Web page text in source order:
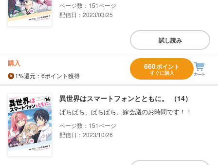
151
配信日：2023/03/25
試し読み
購入
1%還元 ：6ポイント獲得
660ポイント
すぐに購入
異世界はスマートフォンとともに。 （14）
ぱちぱち、ぱちぱち、嫁会議のお時間です！！
151
配信日：2023/10/26